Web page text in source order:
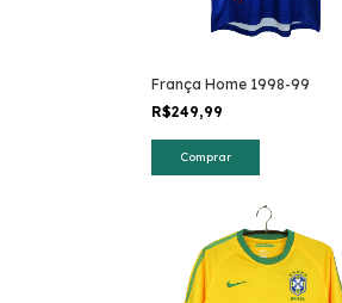
França Home 1998-99
R$249,99
Comprar